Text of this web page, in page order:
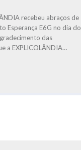
recebeu abraços de
Esperança E6G no dia do
das
a EXPLICOLÂNDIA
do Mocho.